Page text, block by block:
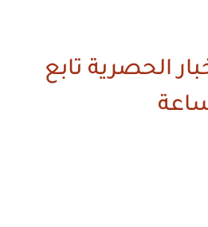
الحصرية تابع